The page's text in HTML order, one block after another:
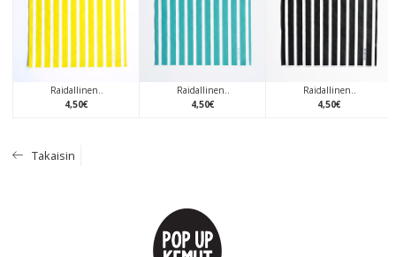
Raidallinen..
4,50€
Raidallinen..
4,50€
Raidallinen..
4,50€
Takaisin